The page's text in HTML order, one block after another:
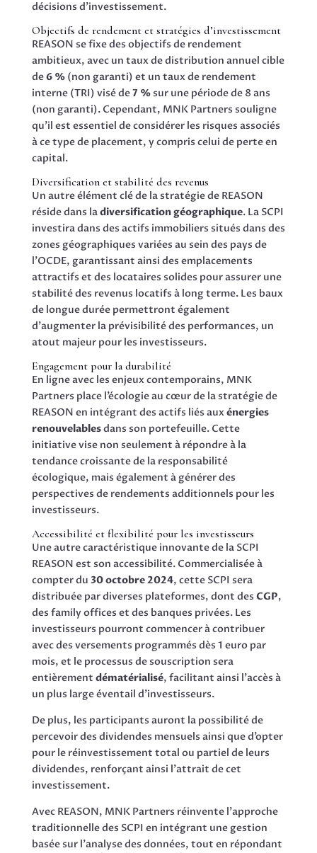
décisions d’investissement.
Objectifs de rendement et stratégies d’investissement
REASON se fixe des objectifs de rendement
ambitieux, avec un taux de distribution annuel cible
de6 %(non garanti) et un taux de rendement
interne (TRI) visé de7 %sur une période de 8 ans
(non garanti). Cependant, MNK Partners souligne
qu’il est essentiel de considérer les risques associés
à ce type de placement, y compris celui de perte en
capital.
Diversification et stabilité des revenus
Un autre élément clé de la stratégie de REASON
réside dans ladiversification géographique. La SCPI
investira dans des actifs immobiliers situés dans des
zones géographiques variées au sein des pays de
l’OCDE, garantissant ainsi des emplacements
attractifs et des locataires solides pour assurer une
stabilité des revenus locatifs à long terme. Les baux
de longue durée permettront également
d’augmenter la prévisibilité des performances, un
atout majeur pour les investisseurs.
Engagement pour la durabilité
En ligne avec les enjeux contemporains, MNK
Partners place l’écologie au cœur de la stratégie de
REASON en intégrant des actifs liés auxénergies
renouvelablesdans son portefeuille. Cette
initiative vise non seulement à répondre à la
tendance croissante de la responsabilité
écologique, mais également à générer des
perspectives de rendements additionnels pour les
investisseurs.
Accessibilité et flexibilité pour les investisseurs
Une autre caractéristique innovante de la SCPI
REASON est son accessibilité. Commercialisée à
compter du 30 octobre 2024, cette SCPI sera
distribuée par diverses plateformes, dont des CGP,
des family offices et des banques privées. Les
investisseurs pourront commencer à contribuer
avec des versements programmés dès 1 euro par
mois, et le processus de souscription sera
entièrement dématérialisé, facilitant ainsi l’accès à
un plus large éventail d’investisseurs.
De plus, les participants auront la possibilité de
percevoir des dividendes mensuels ainsi que d’opter
pour le réinvestissement total ou partiel de leurs
dividendes, renforçant ainsi l’attrait de cet
investissement.
Avec REASON, MNK Partners réinvente l’approche
traditionnelle des SCPI en intégrant une gestion
basée sur l’analyse des données, tout en répondant